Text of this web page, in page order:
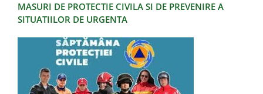
MASURI DE PROTECTIE CIVILA SI DE PREVENIRE A
SITUATIILOR DE URGENTA